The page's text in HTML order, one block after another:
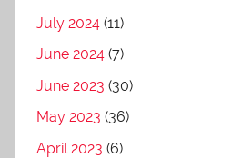
July 2024 (11)
June 2024 (7)
June 2023 (30)
May 2023 (36)
April 2023 (6)